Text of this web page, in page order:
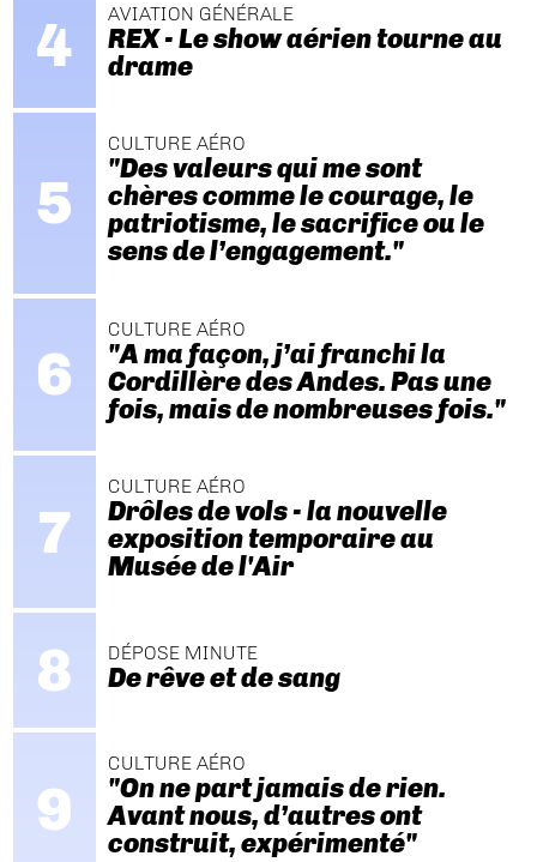
AVIATION GÉNÉRALE
REX - Le show aérien tourne au
drame
CULTURE AÉRO
"Des valeurs qui me sont
chères comme le courage, le
patriotisme, le sacrifice ou le
sens de l’engagement."
CULTURE AÉRO
"A ma façon, j’ai franchi la
Cordillère des Andes. Pas une
fois, mais de nombreuses fois."
CULTURE AÉRO
Drôles de vols - la nouvelle
exposition temporaire au
Musée de l'Air
DÉPOSE MINUTE
De rêve et de sang
CULTURE AÉRO
"On ne part jamais de rien.
Avant nous, d’autres ont
construit, expérimenté"